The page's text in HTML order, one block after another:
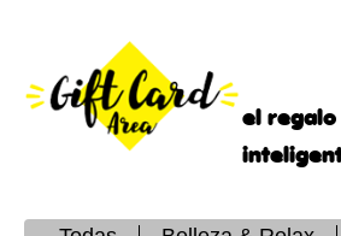
el regalo